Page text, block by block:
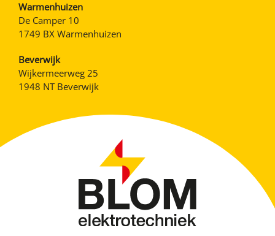
Warmenhuizen
De Camper 10
1749 BX Warmenhuizen
Beverwijk
Wijkermeerweg 25
1948 NT Beverwijk